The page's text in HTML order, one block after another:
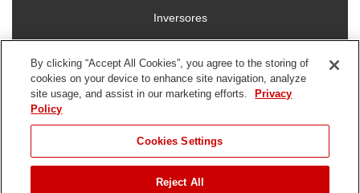
Inversores
Trabajo
Conéctese con nosotros
Política de
By clicking “Accept All Cookies”, you agree to the storing of
cookies on your device to enhance site navigation, analyze
site usage, and assist in our marketing efforts.
Privacy
Policy
Cookies Settings
Reject All